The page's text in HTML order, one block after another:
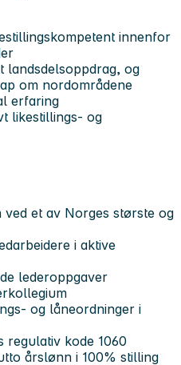
innenfor
landsdelsoppdrag, og
om nordområdene
erfaring
likestillings- og
et av Norges største og
i aktive
lederoppgaver
og låneordninger i
regulativ kode 1060
årslønn i 100% stilling